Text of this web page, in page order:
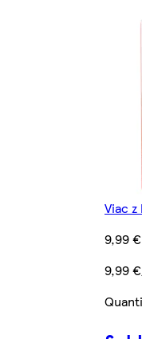
Viac
9,99 €
9,99